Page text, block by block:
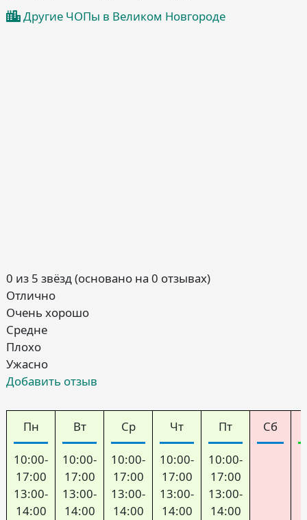
Другие ЧОПы в Великом Новгороде
0 из 5 звёзд (основано на 0 отзывах)
Отлично
Очень хорошо
Средне
Плохо
Ужасно
Добавить отзыв
Пн
10:00-
17:00
13:00-
14:00
Вт
10:00-
17:00
13:00-
14:00
Ср
10:00-
17:00
13:00-
14:00
Чт
10:00-
17:00
13:00-
14:00
Пт
10:00-
17:00
13:00-
14:00
Сб